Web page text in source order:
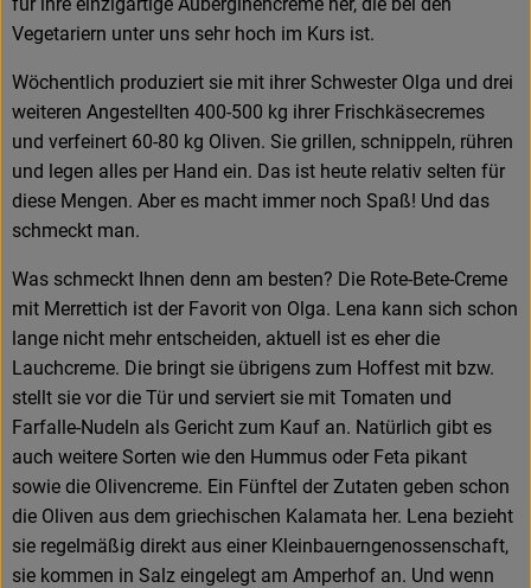
Vegetariern unter uns sehr hoch im Kurs ist.
Wöchentlich produziert sie mit ihrer Schwester Olga und drei
weiteren Angestellten 400-500 kg ihrer Frischkäsecremes
und verfeinert 60-80 kg Oliven. Sie grillen, schnippeln, rühren
und legen alles per Hand ein. Das ist heute relativ selten für
diese Mengen. Aber es macht immer noch Spaß! Und das
schmeckt man.
Was schmeckt Ihnen denn am besten? Die Rote-Bete-Creme
mit Merrettich ist der Favorit von Olga. Lena kann sich schon
lange nicht mehr entscheiden, aktuell ist es eher die
Lauchcreme. Die bringt sie übrigens zum Hoffest mit bzw.
stellt sie vor die Tür und serviert sie mit Tomaten und
Farfalle-Nudeln als Gericht zum Kauf an. Natürlich gibt es
auch weitere Sorten wie den Hummus oder Feta pikant
sowie die Olivencreme. Ein Fünftel der Zutaten geben schon
die Oliven aus dem griechischen Kalamata her. Lena bezieht
sie regelmäßig direkt aus einer Kleinbauerngenossenschaft,
sie kommen in Salz eingelegt am Amperhof an. Und wenn